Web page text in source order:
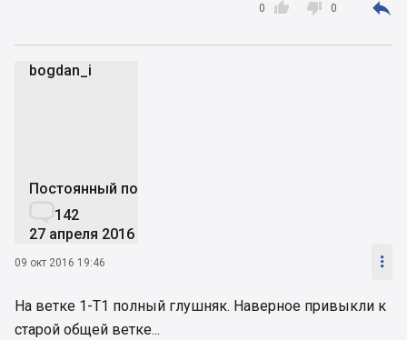

0  0 
bogdan_i
Постоянный пользователь
142
27 апреля 2016
09 окт 2016 19:46 
На ветке 1-Т1 полный глушняк. Наверное привыкли к
старой общей ветке...